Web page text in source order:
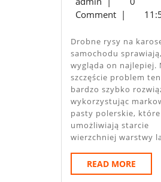
Comment |
Drobne rysy na karoserii
samochodu
wygląda on najlepiej.
szczęście problem
bardzo szybko
wykorzystując
pasty polerskie, które
umożliwiają starcie
wierzchniej warstwy
READ MORE
MORE